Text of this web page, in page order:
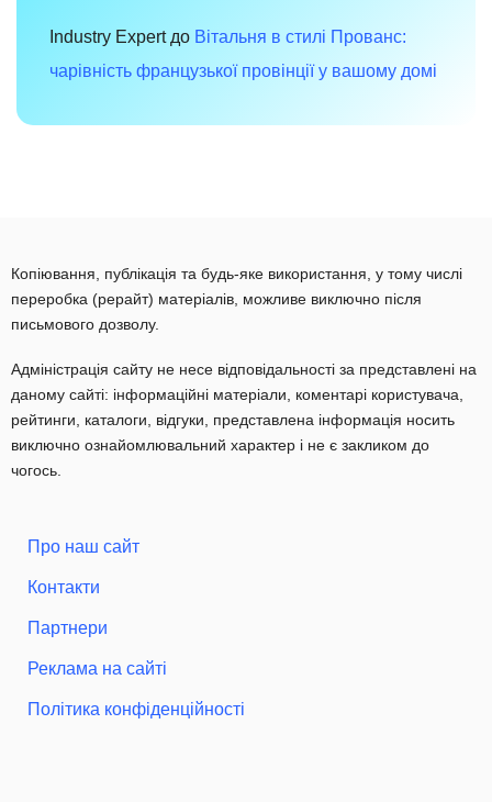
Industry Expertдо Вітальня в стилі Прованс:
чарівність французької провінції у вашому домі
Копіювання, публікація та будь-яке використання, у тому числі
переробка (рерайт) матеріалів, можливе виключно після
письмового дозволу.
Адміністрація сайту не несе відповідальності за представлені на
даному сайті: інформаційні матеріали, коментарі користувача,
рейтинги, каталоги, відгуки, представлена інформація носить
виключно ознайомлювальний характер і не є закликом до
чогось.
Про наш сайт
Контакти
Партнери
Реклама на сайті
Політика конфіденційності